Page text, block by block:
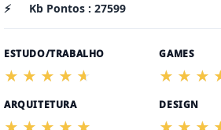
⚡
Kb Pontos : 27599
ESTUDO/TRABALHO GAMES
ARQUITETURA DESIGN